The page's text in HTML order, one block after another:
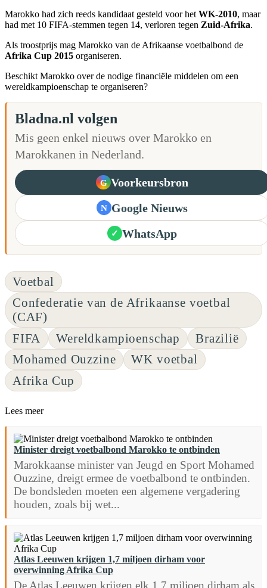
Marokko had zich reeds kandidaat gesteld voor het WK-2010, maar
had met 10 FIFA-stemmen tegen 14, verloren tegen Zuid-Afrika.
Als troostprijs mag Marokko van de Afrikaanse voetbalbond de
Afrika Cup 2015 organiseren.
Beschikt Marokko over de nodige financiële middelen om een
wereldkampioenschap te organiseren?
Bladna.nl volgen
Mis geen enkel nieuws over Marokko en
Marokkanen in Nederland.
G Voorkeursbron
N Google Nieuws
✓ WhatsApp
Voetbal
Confederatie van de Afrikaanse voetbal
(CAF)
FIFA
Wereldkampioenschap
Brazilië
Mohamed Ouzzine
WK voetbal
Afrika Cup
Lees meer
Minister dreigt voetbalbond Marokko te ontbinden
Marokkaanse minister van Jeugd en Sport Mohamed
Ouzzine, dreigt ermee de voetbalbond te ontbinden.
De bondsleden moeten een algemene vergadering
houden, zoals bij wet...
Atlas Leeuwen krijgen 1,7 miljoen dirham voor
overwinning Afrika Cup
De Atlas Leeuwen krijgen elk 1,7 miljoen dirham als